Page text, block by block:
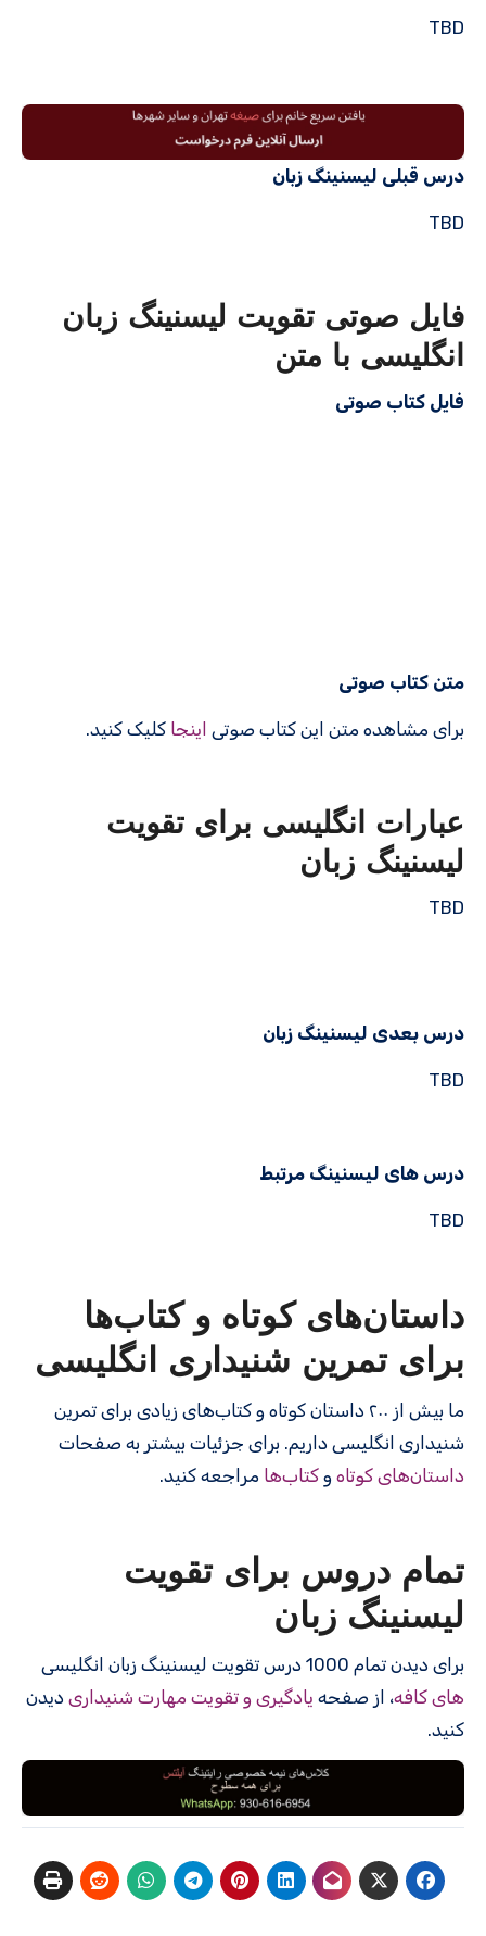
TBD
درس قبلی لیسنینگ زبان
TBD
فایل صوتی تقویت لیسنینگ زبان
انگلیسی با متن
فایل کتاب صوتی
متن کتاب صوتی
برای مشاهده متن این کتاب صوتی اینجا کلیک کنید.
عبارات انگلیسی برای تقویت
لیسنینگ زبان
TBD
درس بعدی لیسنینگ زبان
TBD
درس های لیسنینگ مرتبط
TBD
داستان‌های کوتاه و کتاب‌ها
برای تمرین شنیداری انگلیسی
ما بیش از ۲۰۰ داستان کوتاه و کتاب‌های زیادی برای تمرین
شنیداری انگلیسی داریم. برای جزئیات بیشتر به صفحات
داستان‌های کوتاه و کتاب‌ها مراجعه کنید.
تمام دروس برای تقویت
لیسنینگ زبان
برای دیدن تمام 1000 درس‌ تقویت لیسنینگ زبان انگلیسی
های کافه، از صفحه یادگیری و تقویت مهارت شنیداری دیدن
کنید.